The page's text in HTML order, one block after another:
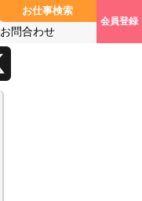
お仕事検索
お問合わせ
会員登録